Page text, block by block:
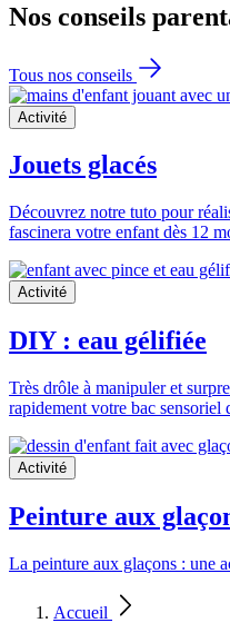
Nos conseils
Tous nos conseils
Activité
Jouets glacés
Découvrez notre tuto pour
fascinera votre enfant dès 12
Activité
DIY : eau gélifiée
Très drôle à manipuler et
rapidement votre bac sensoriel
Activité
Peinture aux
La peinture aux glaçons : une
Accueil